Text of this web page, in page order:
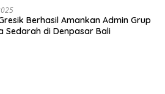
Berhasil Amankan Admin Grup
Sedarah di Denpasar Bali